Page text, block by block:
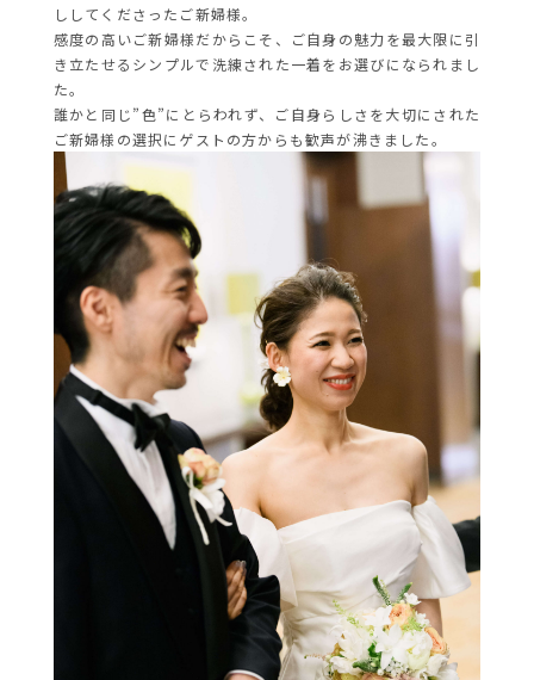
ししてくださったご新婦様。
感度の高いご新婦様だからこそ、ご自身の魅力を最大限に引
き立たせるシンプルで洗練された一着をお選びになられまし
た。
誰かと同じ”色”にとらわれず、ご自身らしさを大切にされた
ご新婦様の選択にゲストの方からも歓声が沸きました。